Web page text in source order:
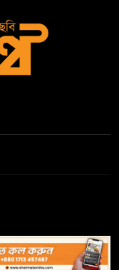
বোর্ডের নতুন লোগো
জামায়াত